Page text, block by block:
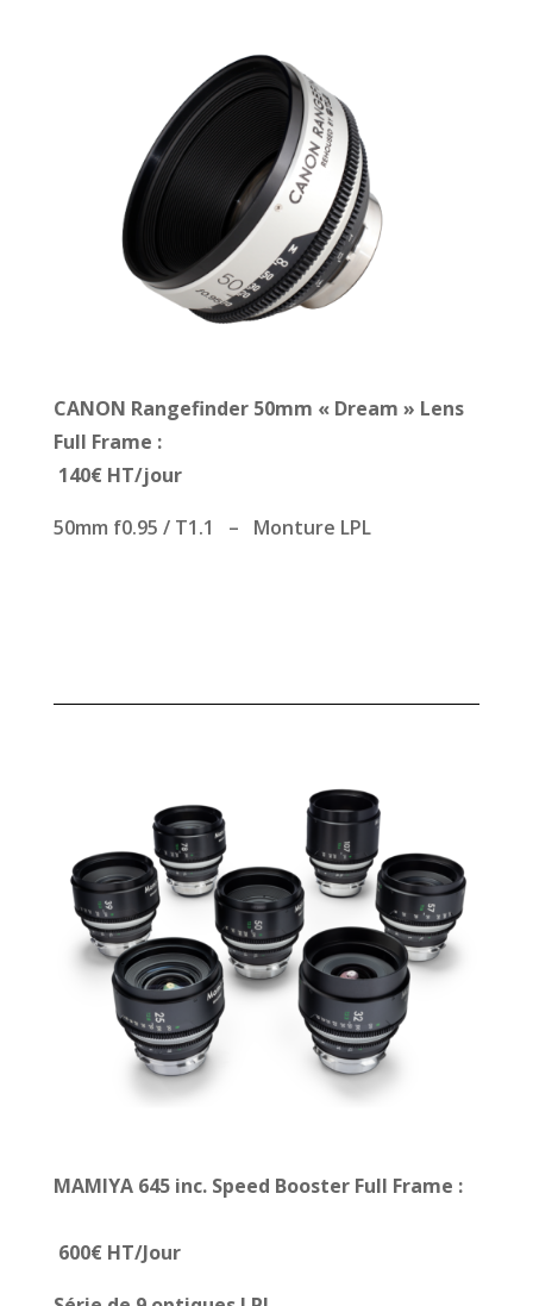
CANON Rangefinder 50mm « Dream » Lens
Full Frame :
140€ HT/jour
50mm f0.95 / T1.1 – Monture LPL
MAMIYA 645 inc. Speed Booster Full Frame :
600€ HT/Jour